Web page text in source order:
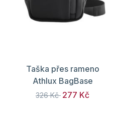
Taška přes rameno
Athlux BagBase
326 Kč 277 Kč